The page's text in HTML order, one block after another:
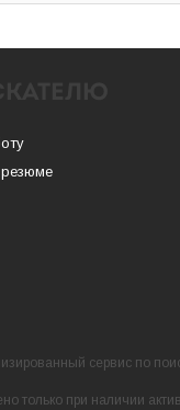
сервис по
только при наличии